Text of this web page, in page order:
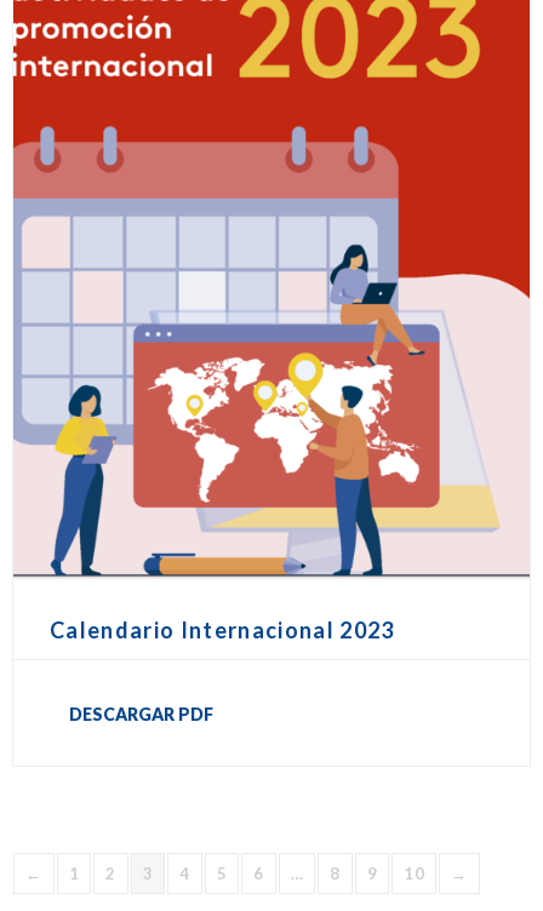
Calendario Internacional 2023
DESCARGAR PDF
← 1 2 3 4 5 6 … 8 9 10 →